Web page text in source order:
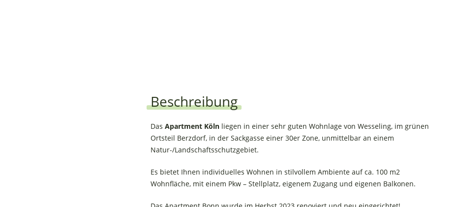
Beschreibung
Das Apartment Köln liegen in einer sehr guten Wohnlage von Wesseling, im grünen
Ortsteil Berzdorf, in der Sackgasse einer 30er Zone, unmittelbar an einem
Natur-/Landschaftsschutzgebiet.
Es bietet Ihnen individuelles Wohnen in stilvollem Ambiente auf ca. 100 m2
Wohnfläche, mit einem Pkw – Stellplatz, eigenem Zugang und eigenen Balkonen.